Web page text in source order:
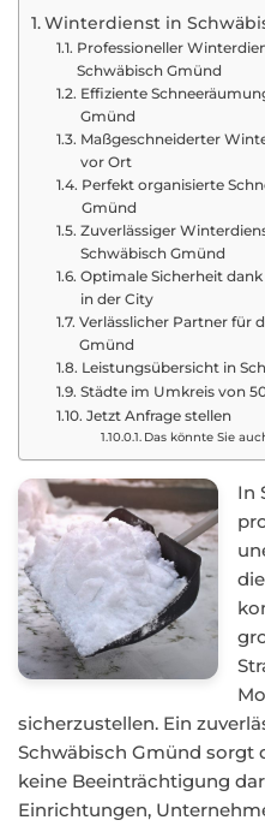
Winterdienst in
Professioneller
Schwäbisch Gmünd
Effiziente
Gmünd
Maßgeschneiderter
vor Ort
Perfekt organisierte
Gmünd
Zuverlässiger
Schwäbisch Gmünd
Optimale Sicherheit
in der City
Verlässlicher Partner für
Gmünd
Leistungsübersicht in
Städte im Umkreis von
Jetzt Anfrage stellen
Das könnte Sie
In
sicherzustellen. Ein
Schwäbisch Gmünd sorgt
keine Beeinträchtigung
Einrichtungen,